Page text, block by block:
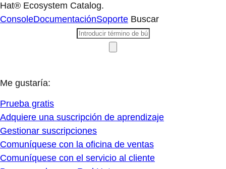
Hat® Ecosystem Catalog.
ConsoleDocumentaciónSoporte Buscar
Me gustaría:
Prueba gratis
Adquiere una suscripción de aprendizaje
Gestionar suscripciones
Comuníquese con la oficina de ventas
Comuníquese con el servicio al cliente